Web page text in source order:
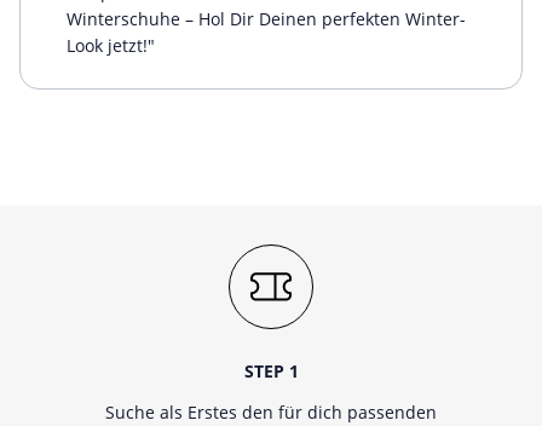
Winterschuhe – Hol Dir Deinen perfekten Winter-
Look jetzt!"
STEP 1
Suche als Erstes den für dich passenden